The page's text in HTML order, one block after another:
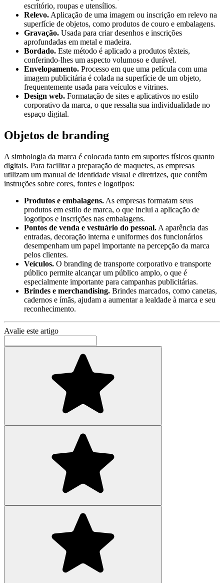
escritório, roupas e utensílios.
Relevo.Aplicação de uma imagem ou inscrição em relevo na
superfície de objetos, como produtos de couro e embalagens.
Gravação. Usada para criar desenhos e inscrições
aprofundadas em metal e madeira.
Bordado. Este método é aplicado a produtos têxteis,
conferindo-lhes um aspecto volumoso e durável.
Envelopamento. Processo em que uma película com uma
imagem publicitária é colada na superfície de um objeto,
frequentemente usada para veículos e vitrines.
Design web. Formatação de sites e aplicativos no estilo
corporativo da marca, o que ressalta sua individualidade no
espaço digital.
Objetos de branding
A simbologia da marca é colocada tanto em suportes físicos quanto
digitais. Para facilitar a preparação de maquetes, as empresas
utilizam um manual de identidade visual e diretrizes, que contêm
instruções sobre cores, fontes e logotipos:
Produtos e embalagens. As empresas formatam seus
produtos em estilo de marca, o que inclui a aplicação de
logotipos e inscrições nas embalagens.
Pontos de venda e vestuário do pessoal. A aparência das
entradas, decoração interna e uniformes dos funcionários
desempenham um papel importante na percepção da marca
pelos clientes.
Veículos. O branding de transporte corporativo e transporte
público permite alcançar um público amplo, o que é
especialmente importante para campanhas publicitárias.
Brindes e merchandising. Brindes marcados, como canetas,
cadernos e ímãs, ajudam a aumentar a lealdade à marca e seu
reconhecimento.
Avalie este artigo